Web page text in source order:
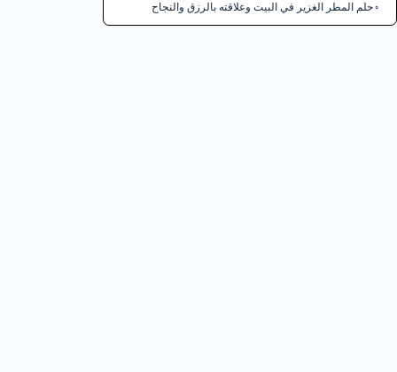
حلم المطر الغزير في البيت وعلاقته بالرزق والنجاح